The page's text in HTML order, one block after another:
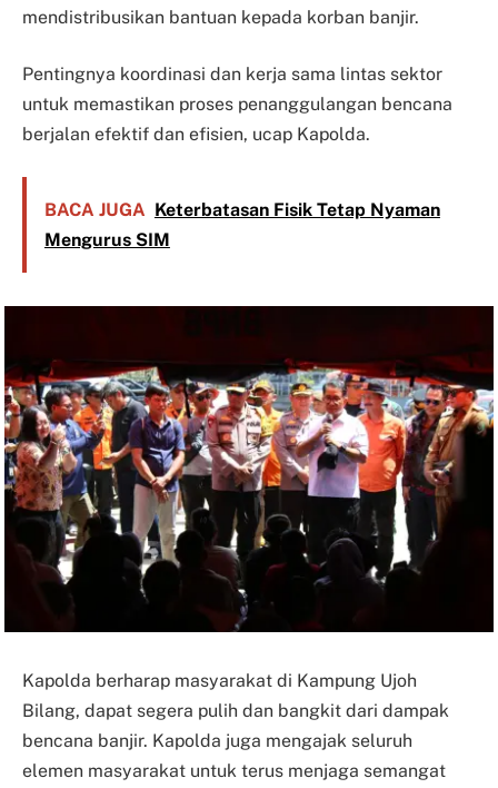
mendistribusikan bantuan kepada korban banjir.
Pentingnya koordinasi dan kerja sama lintas sektor
untuk memastikan proses penanggulangan bencana
berjalan efektif dan efisien, ucap Kapolda.
BACA JUGA Keterbatasan Fisik Tetap Nyaman
Mengurus SIM
Kapolda berharap masyarakat di Kampung Ujoh
Bilang, dapat segera pulih dan bangkit dari dampak
bencana banjir. Kapolda juga mengajak seluruh
elemen masyarakat untuk terus menjaga semangat